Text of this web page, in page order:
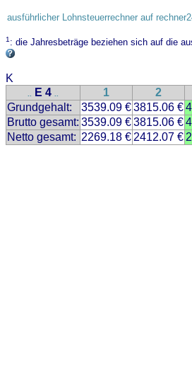
ausführlicher Lohnsteuerrechner auf
1: die Jahresbeträge beziehen sich auf die
K
.. E 4 .. 1 2
Grundgehalt:
3539.09 €3815.06 €
Brutto gesamt: 3539.09 €3815.06 €
Netto gesamt: 2269.18 € 2412.07 €